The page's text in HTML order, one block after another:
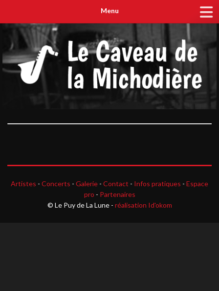
Menu
Artistes - Concerts - Galerie - Contact - Infos pratiques - Espace
pro - Partenaires
© Le Puy de La Lune - réalisation Id'okom